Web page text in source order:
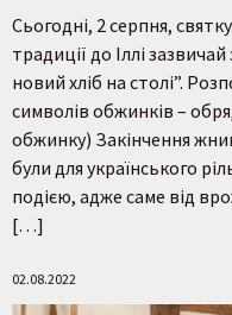
Сьогодні, 2 серпня,
традиції до Іллі
новий хліб на столі”.
символів обжинків –
обжинку) Закінчення
були для українського
подією, адже саме від
[…]
02.08.2022